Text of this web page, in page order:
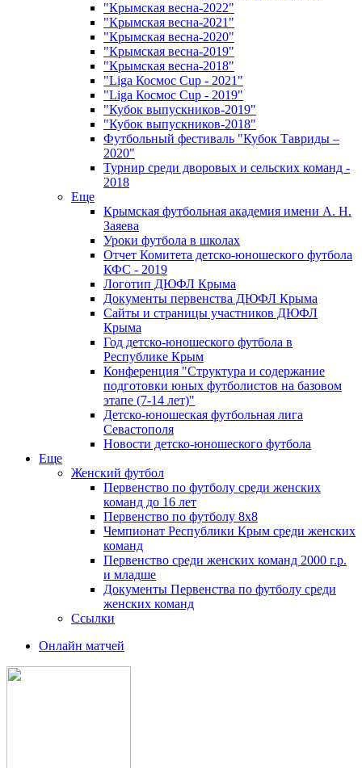
"Крымская весна-2022"
"Крымская весна-2021"
"Крымская весна-2020"
"Крымская весна-2019"
"Крымская весна-2018"
"Liga Космос Cup - 2021"
"Liga Космос Cup - 2019"
"Кубок выпускников-2019"
"Кубок выпускников-2018"
Футбольный фестиваль "Кубок Тавриды –
2020"
Турнир среди дворовых и сельских команд -
2018
Еще
Крымская футбольная академия имени А. Н.
Заяева
Уроки футбола в школах
Отчет Комитета детско-юношеского футбола
КФС - 2019
Логотип ДЮФЛ Крыма
Документы первенства ДЮФЛ Крыма
Сайты и страницы участников ДЮФЛ
Крыма
Год детско-юношеского футбола в
Республике Крым
Конференция "Структура и содержание
подготовки юных футболистов на базовом
этапе (7-14 лет)"
Детско-юношеская футбольная лига
Севастополя
Новости детско-юношеского футбола
Еще
Женский футбол
Первенство по футболу среди женских
команд до 16 лет
Первенство по футболу 8х8
Чемпионат Республики Крым среди женских
команд
Первенство среди женских команд 2000 г.р.
и младше
Документы Первенства по футболу среди
женских команд
Ссылки
Онлайн матчей